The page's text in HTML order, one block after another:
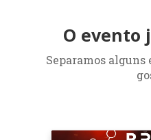
O evento
Separamos